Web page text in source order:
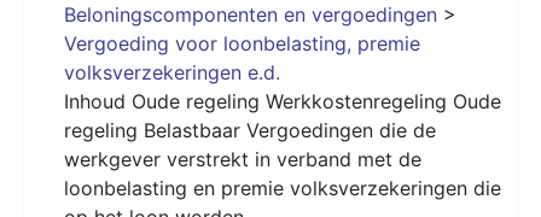
Beloningscomponenten en vergoedingen >
Vergoeding voor loonbelasting, premie
volksverzekeringen e.d.
Inhoud Oude regeling Werkkostenregeling Oude
regeling Belastbaar Vergoedingen die de
werkgever verstrekt in verband met de
loonbelasting en premie volksverzekeringen die